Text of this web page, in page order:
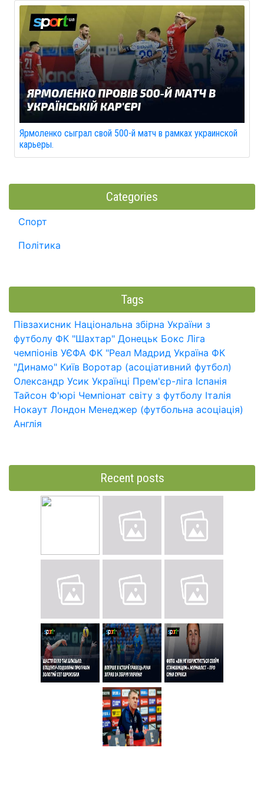
Ярмоленко сыграл свой 500-й матч в рамках украинской
карьеры.
Categories
Спорт
Політика
Tags
Півзахисник Національна збірна України з
футболу ФК "Шахтар" Донецьк Бокс Ліга
чемпіонів УЄФА ФК "Реал Мадрид Україна ФК
"Динамо" Київ Воротар (асоціативний футбол)
Олександр Усик Українці Прем'єр-ліга Іспанія
Тайсон Ф'юрі Чемпіонат світу з футболу Італія
Нокаут Лондон Менеджер (футбольна асоціація)
Англія
Recent posts